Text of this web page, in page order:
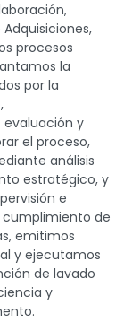
procesos
la
por la
y
el proceso,
análisis
estratégico, y
e
de
emitimos
y ejecutamos
de lavado
y